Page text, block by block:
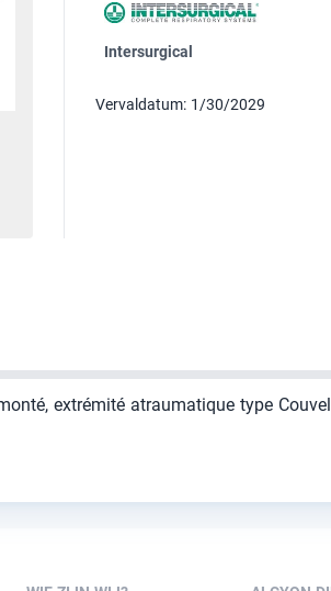
Intersurgical
Vervaldatum: 1/30/2029
extrémité atraumatique type